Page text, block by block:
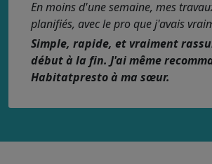
En moins d'une semaine, mes
planifiés, avec le pro que j'avais
Simple, rapide, et vraiment
début à la fin. J'ai même
Habitatpresto à ma sœur.